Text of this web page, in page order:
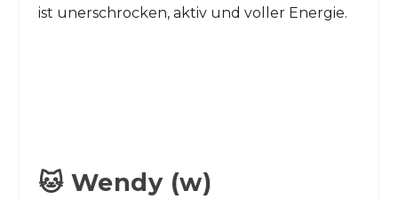
ist unerschrocken, aktiv und voller Energie.
🐱 Wendy (w)